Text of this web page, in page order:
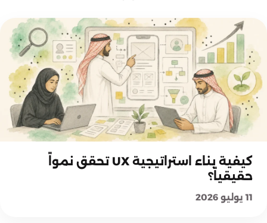
استراتيجيات وتجارب رقمية
كيفية بناء استراتيجية UX تحقق نمواً
حقيقياً؟
11 يوليو 2026